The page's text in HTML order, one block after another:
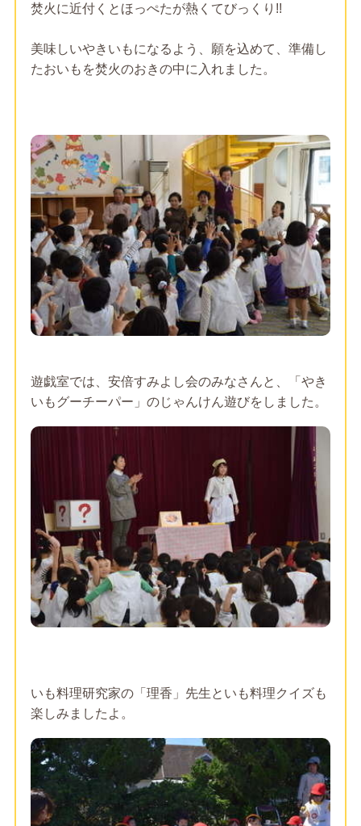
焚火に近付くとほっぺたが熱くてびっくり!!
美味しいやきいもになるよう、願を込めて、準備し
たおいもを焚火のおきの中に入れました。
遊戯室では、安倍すみよし会のみなさんと、「やき
いもグーチーパー」のじゃんけん遊びをしました。
いも料理研究家の「理香」先生といも料理クイズも
楽しみましたよ。